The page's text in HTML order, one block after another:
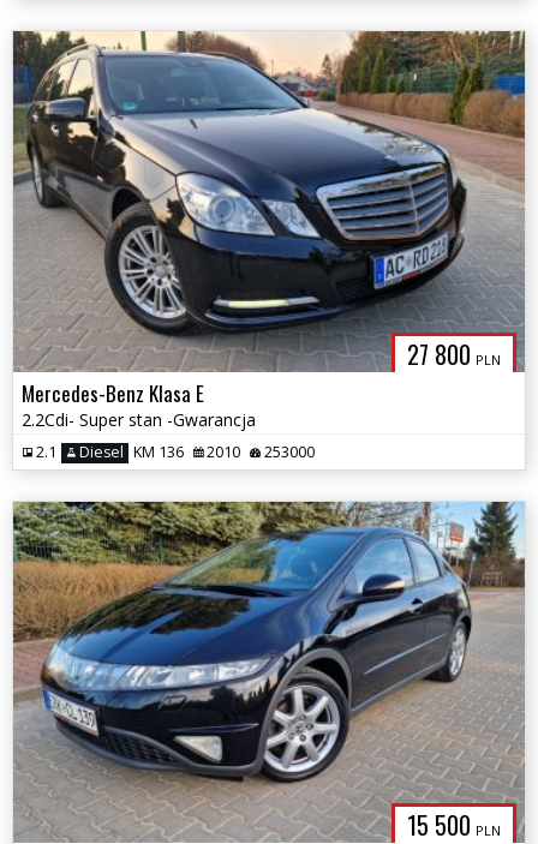
27 800 PLN
Mercedes-Benz Klasa E
2.2Cdi- Super stan -Gwarancja
2.1 Diesel KM 136 2010 253000
15 500 PLN